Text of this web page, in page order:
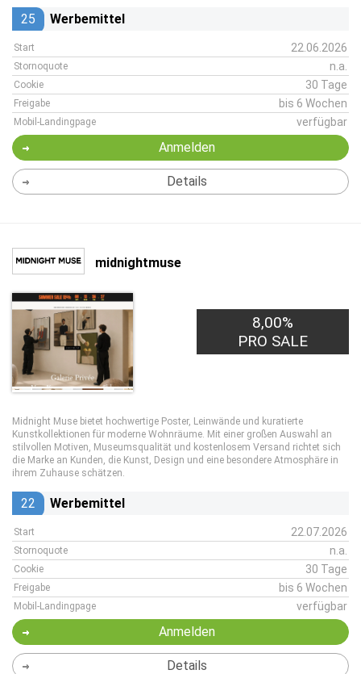
25 Werbemittel
Start 22.06.2026
Stornoquote n.a.
Cookie 30 Tage
Freigabe bis 6 Wochen
Mobil-Landingpage verfügbar
Anmelden
Details
midnightmuse
8,00%
PRO SALE
Midnight Muse bietet hochwertige Poster, Leinwände und kuratierte
Kunstkollektionen für moderne Wohnräume. Mit einer großen Auswahl an
stilvollen Motiven, Museumsqualität und kostenlosem Versand richtet sich
die Marke an Kunden, die Kunst, Design und eine besondere Atmosphäre in
ihrem Zuhause schätzen.
22 Werbemittel
Start 22.07.2026
Stornoquote n.a.
Cookie 30 Tage
Freigabe bis 6 Wochen
Mobil-Landingpage verfügbar
Anmelden
Details